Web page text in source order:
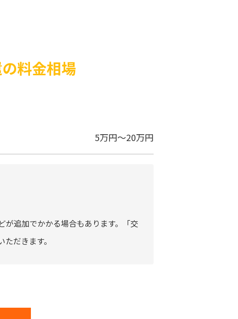
料金相場
5万円～20万円
が追加でかかる場合もあります。「交
だきます。